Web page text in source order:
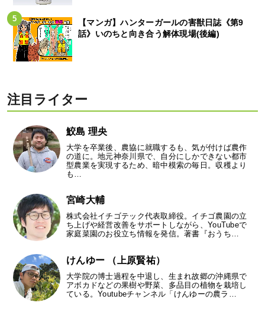
【マンガ】ハンターガールの害獣日誌《第9
話》いのちと向き合う解体現場(後編)
注目ライター
鮫島 理央
大学を卒業後、農協に就職するも、気が付けば農作
の道に。地元神奈川県で、自分にしかできない都市
型農業を実現するため、暗中模索の毎日。収穫より
も…
宮崎大輔
株式会社イチゴテック代表取締役。イチゴ農園の立
ち上げや経営改善をサポートしながら、YouTubeで
家庭菜園のお役立ち情報を発信。著書『おうち…
けんゆー （上原賢祐）
大学院の博士過程を中退し、生まれ故郷の沖縄県で
アボカドなどの果樹や野菜、多品目の植物を栽培し
ている。Youtubeチャンネル「けんゆーの農ラ…